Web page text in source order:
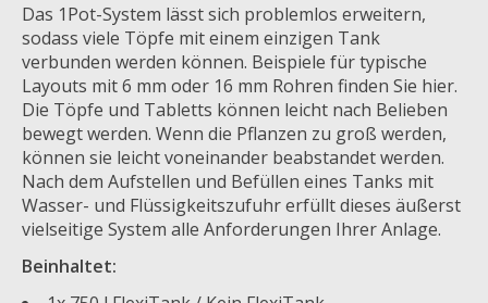
Das 1Pot-System lässt sich problemlos erweitern,
sodass viele Töpfe mit einem einzigen Tank
verbunden werden können. Beispiele für typische
Layouts mit 6 mm oder 16 mm Rohren finden Sie hier.
Die Töpfe und Tabletts können leicht nach Belieben
bewegt werden. Wenn die Pflanzen zu groß werden,
können sie leicht voneinander beabstandet werden.
Nach dem Aufstellen und Befüllen eines Tanks mit
Wasser- und Flüssigkeitszufuhr erfüllt dieses äußerst
vielseitige System alle Anforderungen Ihrer Anlage.
Beinhaltet: